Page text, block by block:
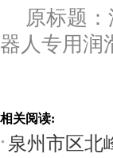
原标题
器人专用润
相关阅读:
泉州市区北